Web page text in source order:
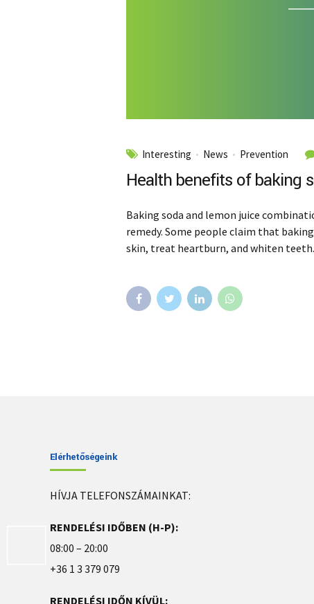
Interesting News Prevention
Health benefits of baking
Baking soda and lemon juice
remedy. Some people claim that
skin, treat heartburn, and whiten teeth.
Elérhetőségeink
HÍVJA TELEFONSZÁMAINKAT:
RENDELÉSI IDŐBEN (H-P):
08:00 – 20:00
+36 1 3 379 079
RENDELÉSI IDŐN KÍVÜL: